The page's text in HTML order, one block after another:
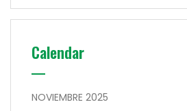
Calendar
NOVIEMBRE 2025